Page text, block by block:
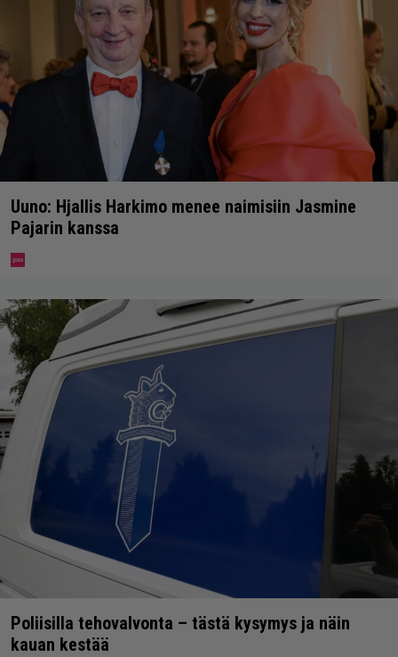
Uuno: Hjallis Harkimo menee naimisiin Jasmine
Pajarin kanssa
Poliisilla tehovalvonta – tästä kysymys ja näin
kauan kestää